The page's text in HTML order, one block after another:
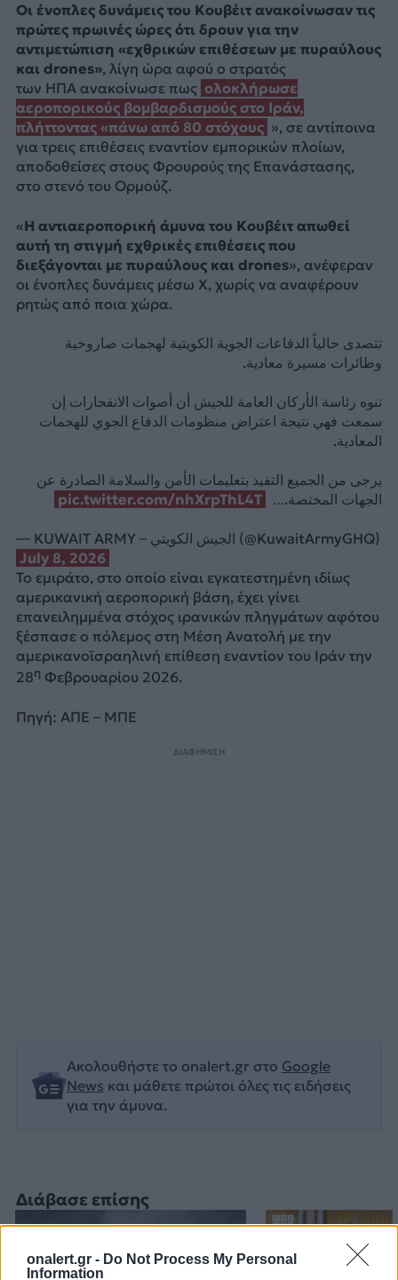
onalert.gr - Do Not Process My Personal
Information
Διάβασε επίσης
Οι ένοπλες δυνάμεις του Κουβέιτ ανακοίνωσαν τις
πρώτες πρωινές ώρες ότι δρουν για την
αντιμετώπιση «εχθρικών επιθέσεων με πυραύλους
και drones», λίγη ώρα αφού ο στρατός
των ΗΠΑ ανακοίνωσε πως ολοκλήρωσε
αεροπορικούς βομβαρδισμούς στο Ιράν,
πλήττοντας «πάνω από 80 στόχους », σε αντίποινα
για τρεις επιθέσεις εναντίον εμπορικών πλοίων,
αποδοθείσες στους Φρουρούς της Επανάστασης,
στο στενό του Ορμούζ.
«Η αντιαεροπορική άμυνα του Κουβέιτ απωθεί
αυτή τη στιγμή εχθρικές επιθέσεις που
διεξάγονται με πυραύλους και drones», ανέφεραν
οι ένοπλες δυνάμεις μέσω X, χωρίς να αναφέρουν
ρητώς από ποια χώρα.
تتصدى حالياً الدفاعات الجوية الكويتية لهجمات صاروخية
وطائرات مسيرة معادية.
تنوه رئاسة الأركان العامة للجيش أن أصوات الانفجارات إن
سمعت فهي نتيجة اعتراض منظومات الدفاع الجوي للهجمات
المعادية.
يرجى من الجميع التقيد بتعليمات الأمن والسلامة الصادرة عن
الجهات المختصة.…
pic.twitter.com/nhXrpThL4T
— KUWAIT ARMY – الجيش الكويتي (@KuwaitArmyGHQ)
July 8, 2026
Το εμιράτο, στο οποίο είναι εγκατεστημένη ιδίως
αμερικανική αεροπορική βάση, έχει γίνει
επανειλημμένα στόχος ιρανικών πληγμάτων αφότου
ξέσπασε ο πόλεμος στη Μέση Ανατολή με την
αμερικανοϊσραηλινή επίθεση εναντίον του Ιράν την
28η Φεβρουαρίου 2026.
Πηγή: ΑΠΕ – ΜΠΕ
ΔΙΑΦΗΜΙΣΗ
Ακολουθήστε το onalert.gr στο Google
News και μάθετε πρώτοι όλες τις ειδήσεις
για την άμυνα.